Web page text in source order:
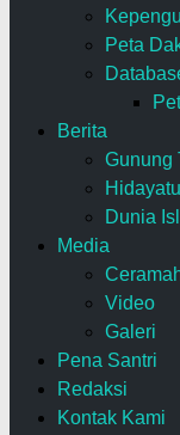
Peta
Berita
Gunung
Dunia
Media
Video
Galeri
Pena Santri
Redaksi
Kontak Kami